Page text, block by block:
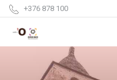
+376 878 100